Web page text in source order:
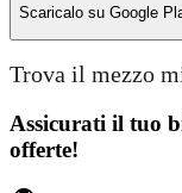
Scaricalo su Google
Trova il mezzo
Assicurati il ​​tuo
offerte!